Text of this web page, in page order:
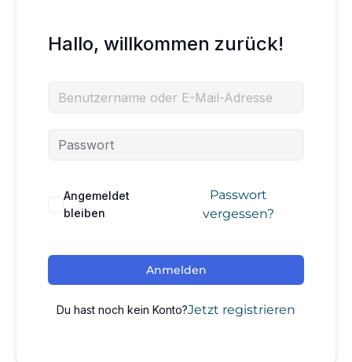
Hallo, willkommen zurück!
Angemeldet
bleiben
Passwort
vergessen?
Anmelden
Du hast noch kein Konto?Jetzt registrieren